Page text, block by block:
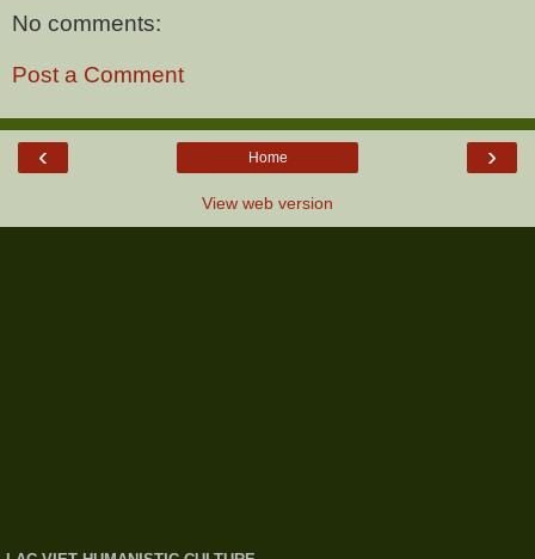
No comments:
Post a Comment
‹ ›
Home
View web version